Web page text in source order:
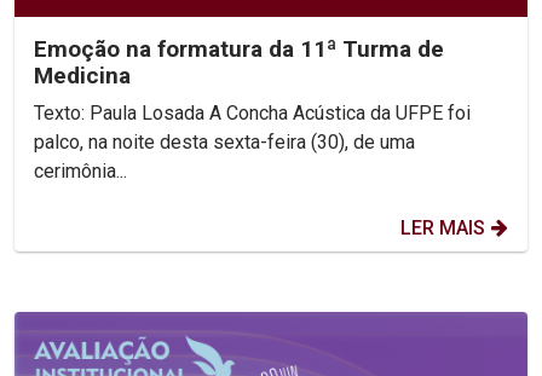
Emoção na formatura da 11ª Turma de
Medicina
Texto: Paula Losada A Concha Acústica da UFPE foi
palco, na noite desta sexta-feira (30), de uma
cerimônia...
LER MAIS